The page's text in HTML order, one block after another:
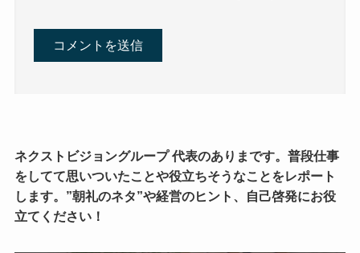
ネクストビジョングループ 代表のありまです。普段仕事
をしてて思いついたことや役立ちそうなことをレポート
します。”朝礼のネタ”や経営のヒント、自己啓発にお役
立てください！